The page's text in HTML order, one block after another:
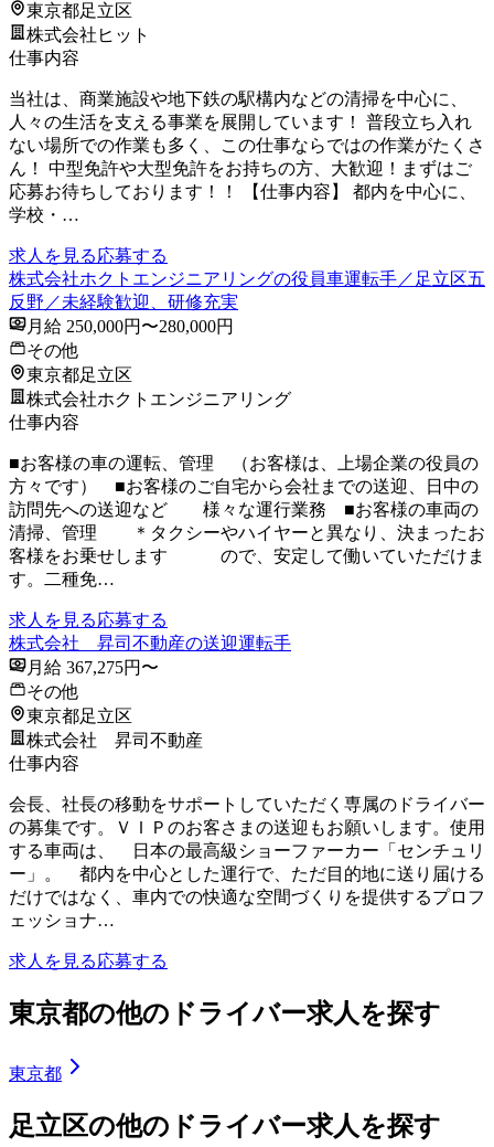
東京都足立区
株式会社ヒット
仕事内容
当社は、商業施設や地下鉄の駅構内などの清掃を中心に、
人々の生活を支える事業を展開しています！ 普段立ち入れ
ない場所での作業も多く、この仕事ならではの作業がたくさ
ん！ 中型免許や大型免許をお持ちの方、大歓迎！まずはご
応募お待ちしております！！ 【仕事内容】 都内を中心に、
学校・…
求人を見る応募する
株式会社ホクトエンジニアリングの役員車運転手／足立区五
反野／未経験歓迎、研修充実
月給 250,000円〜280,000円
その他
東京都足立区
株式会社ホクトエンジニアリング
仕事内容
■お客様の車の運転、管理 （お客様は、上場企業の役員の
方々です） ■お客様のご自宅から会社までの送迎、日中の
訪問先への送迎など 様々な運行業務 ■お客様の車両の
清掃、管理 ＊タクシーやハイヤーと異なり、決まったお
客様をお乗せします ので、安定して働いていただけま
す。二種免…
求人を見る応募する
株式会社 昇司不動産の送迎運転手
月給 367,275円〜
その他
東京都足立区
株式会社 昇司不動産
仕事内容
会長、社長の移動をサポートしていただく専属のドライバー
の募集です。ＶＩＰのお客さまの送迎もお願いします。使用
する車両は、 日本の最高級ショーファーカー「センチュリ
ー」。 都内を中心とした運行で、ただ目的地に送り届ける
だけではなく、車内での快適な空間づくりを提供するプロフ
ェッショナ…
求人を見る応募する
東京都の他のドライバー求人を探す
東京都
足立区の他のドライバー求人を探す